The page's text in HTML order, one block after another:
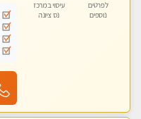
לפרטים
נוספים
עיסוי במרכז
נס ציונה